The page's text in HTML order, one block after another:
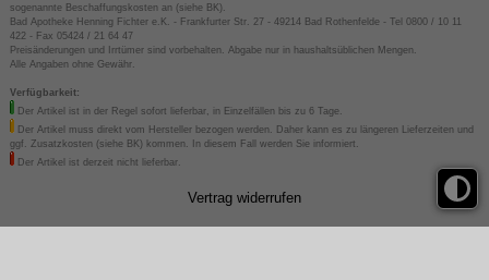
sogenannte Beschaffungskosten an (siehe BK).
Bad Apotheke Henning Fichter e.K. - Frankfurter Str. 27 - 49214 Bad Rothenfelde - Tel 0800 / 10 11
422 - Fax 05424 / 21 64 47
Preisänderungen und Irrtümer sind vorbehalten. Abgabe nur in haushaltsüblichen Mengen.
Alle Angaben ohne Gewähr.
Verfügbarkeit:
Der Artikel ist in der Regel sofort lieferbar, in Einzelfällen bis zu 6 Tage.
Der Artikel muss direkt vom Hersteller bezogen werden. Daher kann es zu längeren Lieferzeiten und
ggf. Zusatzkosten (siehe BK) kommen. In diesem Fall werden Sie informiert.
Der Artikel ist derzeit nicht lieferbar.
Vertrag widerrufen